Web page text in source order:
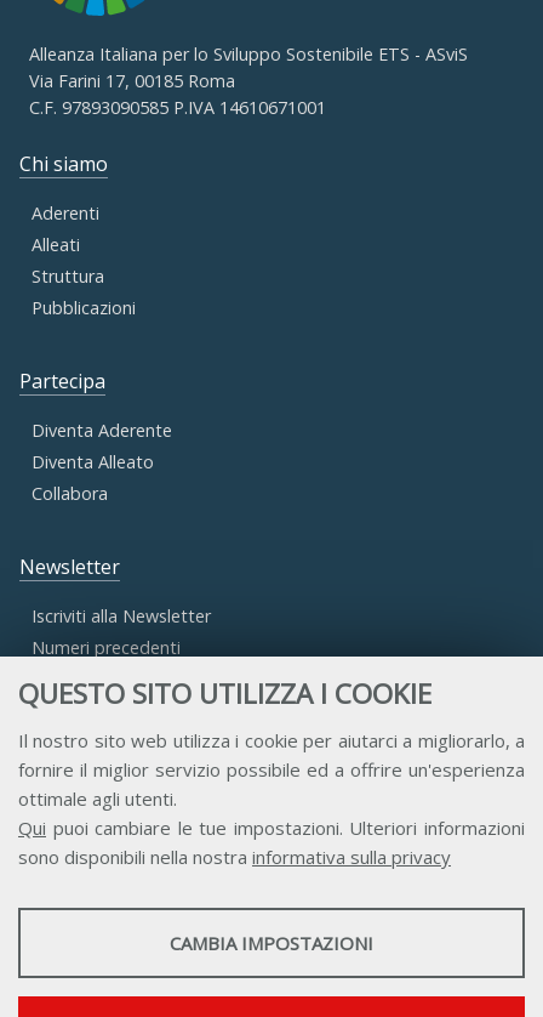
QUESTO SITO UTILIZZA I COOKIE
Il nostro sito web utilizza i cookie per aiutarci a migliorarlo, a
fornire il miglior servizio possibile ed a offrire un'esperienza
ottimale agli utenti.
Qui puoi cambiare le tue impostazioni. Ulteriori informazioni
sono disponibili nella nostra informativa sulla privacy
STATISTICHE
CAMBIA IMPOSTAZIONI
Alleanza Italiana per lo Sviluppo Sostenibile ETS - ASviS
Via Farini 17, 00185 Roma
C.F. 97893090585 P.IVA 14610671001
Chi siamo
Aderenti
Alleati
Struttura
Pubblicazioni
Partecipa
Diventa Aderente
Diventa Alleato
Collabora
Newsletter
Iscriviti alla Newsletter
Numeri precedenti
Accesso Aderenti
Accesso Consulta
Accesso Team
Contatti Privacy Trasparenza Credits